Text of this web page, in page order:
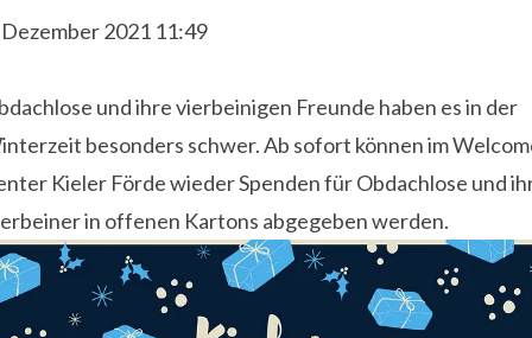
2021 11:49
und ihre vierbeinigen Freunde haben es in der
besonders schwer. Ab sofort können im
Kieler Förde wieder Spenden für Obdachlose und
in offenen Kartons abgegeben werden.